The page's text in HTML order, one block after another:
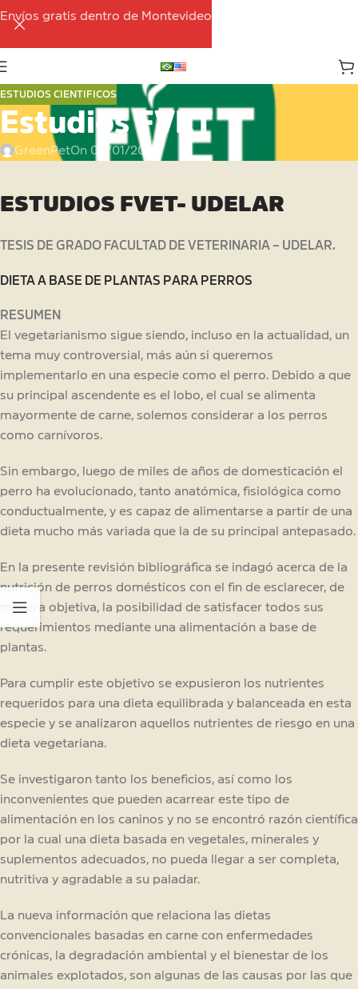
ESTUDIOS CIENTIFICOS
Estudios FVET
GreenPetOn 04/01/2025
ESTUDIOS FVET- UDELAR
TESIS DE GRADO FACULTAD DE VETERINARIA – UDELAR.
DIETA A BASE DE PLANTAS PARA PERROS
RESUMEN
El vegetarianismo sigue siendo, incluso en la actualidad, un
tema muy controversial, más aún si queremos
implementarlo en una especie como el perro. Debido a que
su principal ascendente es el lobo, el cual se alimenta
mayormente de carne, solemos considerar a los perros
como carnívoros.
Sin embargo, luego de miles de años de domesticación el
perro ha evolucionado, tanto anatómica, fisiológica como
conductualmente, y es capaz de alimentarse a partir de una
dieta mucho más variada que la de su principal antepasado.
En la presente revisión bibliográfica se indagó acerca de la
nutrición de perros domésticos con el fin de esclarecer, de
manera objetiva, la posibilidad de satisfacer todos sus
requerimientos mediante una alimentación a base de
plantas.
Para cumplir este objetivo se expusieron los nutrientes
requeridos para una dieta equilibrada y balanceada en esta
especie y se analizaron aquellos nutrientes de riesgo en una
dieta vegetariana.
Se investigaron tanto los beneficios, así como los
inconvenientes que pueden acarrear este tipo de
alimentación en los caninos y no se encontró razón científica
por la cual una dieta basada en vegetales, minerales y
suplementos adecuados, no pueda llegar a ser completa,
nutritiva y agradable a su paladar.
La nueva información que relaciona las dietas
convencionales basadas en carne con enfermedades
crónicas, la degradación ambiental y el bienestar de los
animales explotados, son algunas de las causas por las que
Envíos gratis dentro de Montevideo